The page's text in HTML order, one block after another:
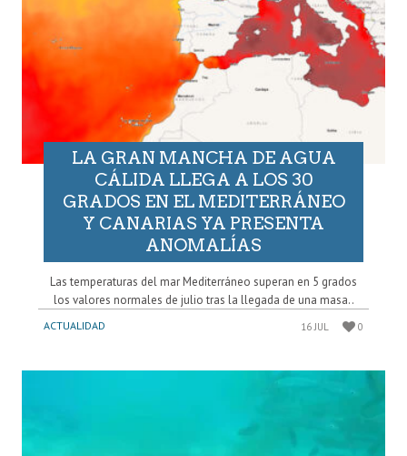
LA GRAN MANCHA DE AGUA
CÁLIDA LLEGA A LOS 30
GRADOS EN EL MEDITERRÁNEO
Y CANARIAS YA PRESENTA
ANOMALÍAS
Las temperaturas del mar Mediterráneo superan en 5 grados
los valores normales de julio tras la llegada de una masa..
ACTUALIDAD 16 JUL 0